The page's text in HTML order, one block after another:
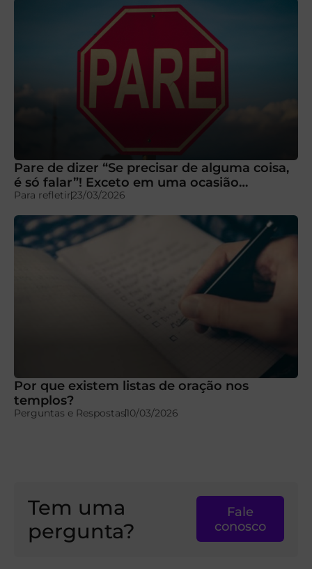
Pare de dizer “Se precisar de alguma coisa,
é só falar”! Exceto em uma ocasião…
Para refletir23/03/2026
Por que existem listas de oração nos
templos?
Perguntas e Respostas10/03/2026
Tem uma
pergunta?
Fale
conosco